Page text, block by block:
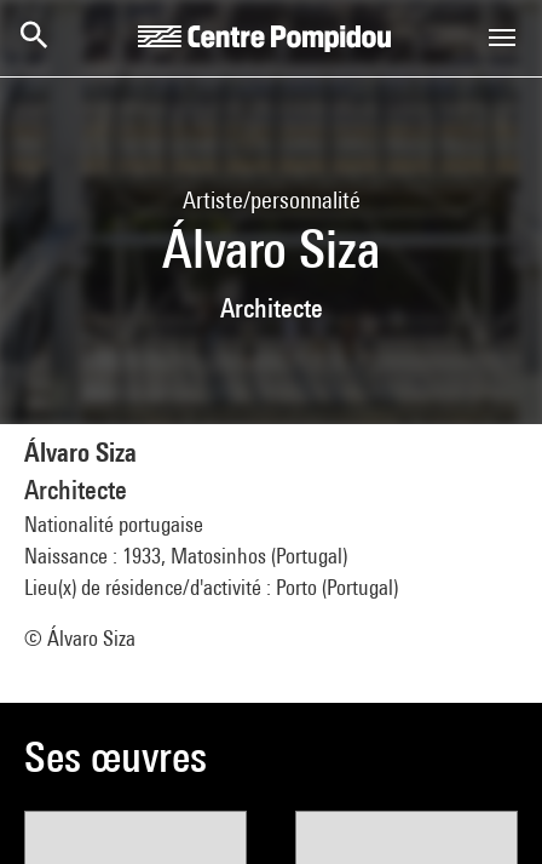
Artiste/personnalité
Álvaro Siza
Architecte
Álvaro Siza
Architecte
Nationalité portugaise
Naissance : 1933, Matosinhos (Portugal)
Lieu(x) de résidence/d'activité : Porto (Portugal)
© Álvaro Siza
Ses œuvres